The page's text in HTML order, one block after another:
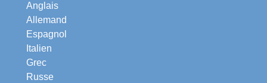
Anglais
Allemand
Espagnol
Italien
Grec
Russe